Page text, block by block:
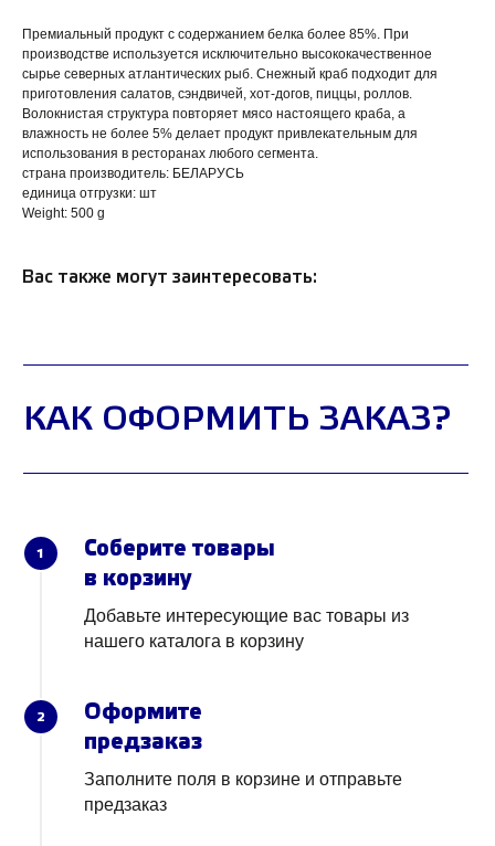
Премиальный продукт с содержанием белка более 85%. При
производстве используется исключительно высококачественное
сырье северных атлантических рыб. Снежный краб подходит для
приготовления салатов, сэндвичей, хот-догов, пиццы, роллов.
Волокнистая структура повторяет мясо настоящего краба, а
влажность не более 5% делает продукт привлекательным для
использования в ресторанах любого сегмента.
страна производитель: БЕЛАРУСЬ
единица отгрузки: шт
Weight: 500 g
Вас также могут заинтересовать:
КАК ОФОРМИТЬ ЗАКАЗ?
1
Соберите товары
в корзину
Добавьте интересующие вас товары из
нашего каталога в корзину
2
Оформите
предзаказ
Заполните поля в корзине и отправьте
предзаказ